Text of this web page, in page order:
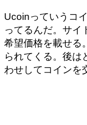
Ucoinっていうコ
ってるんだ。サイ
希望価格を載せる
られてくる。後は
わせしてコインを